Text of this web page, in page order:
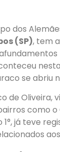
dos
(SP), tem
se abriu
de Oliveira,
como o
já teve